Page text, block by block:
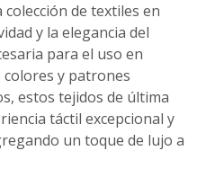
de textiles en
y la elegancia del
para el uso en
y patrones
estos tejidos de última
táctil excepcional y
un toque de lujo a